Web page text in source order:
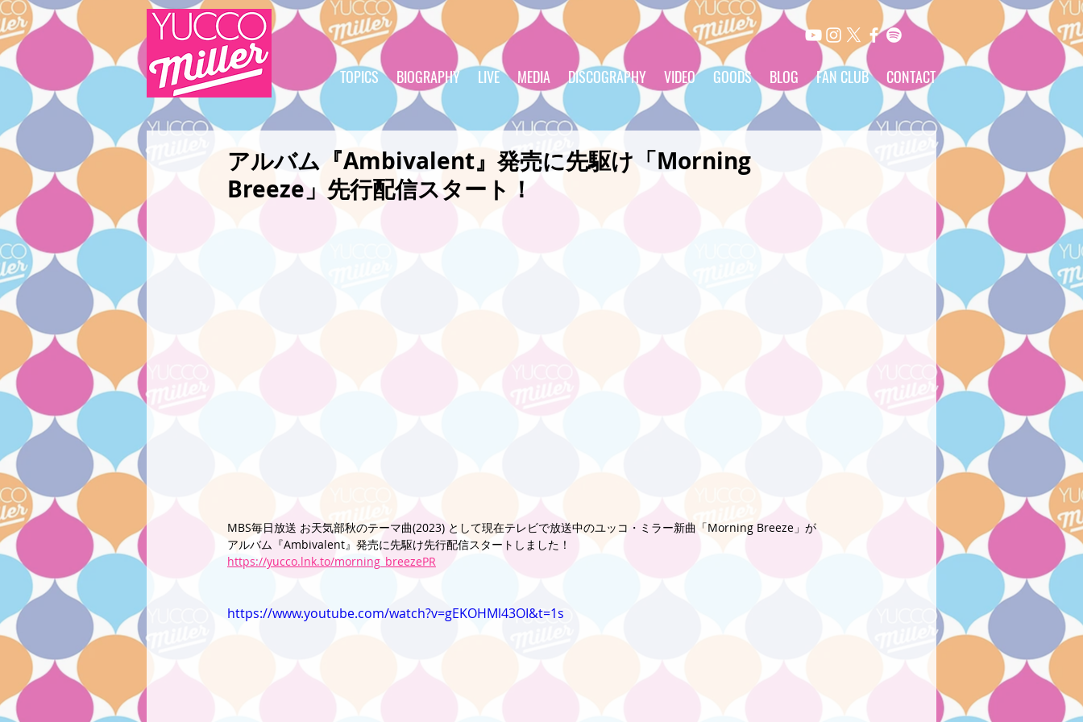
TOPICS BIOGRAPHY LIVE MEDIA DISCOGRAPHY VIDEO GOODS BLOG FAN CLUB CONTACT
アルバム『Ambivalent』発売に先駆け「Morning
Breeze」先行配信スタート！
MBS毎日放送 お天気部秋のテーマ曲(2023) として現在テレビで放送中のユッコ・ミラー新曲「Morning Breeze」が
アルバム『Ambivalent』発売に先駆け先行配信スタートしました！
https://yucco.lnk.to/morning_breezePR
https://www.youtube.com/watch?v=gEKOHMl43OI&t=1s